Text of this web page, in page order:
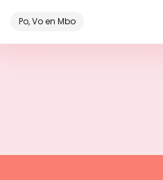
Po, Vo en Mbo